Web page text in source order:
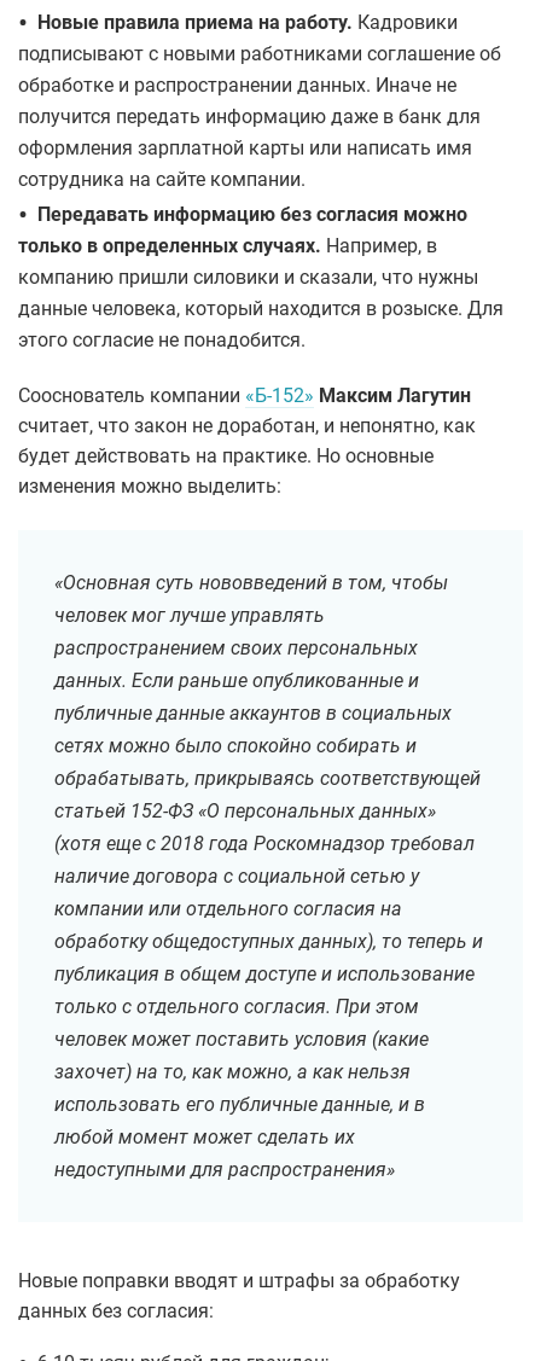
• Новые правила приема на работу. Кадровики
подписывают с новыми работниками соглашение об
обработке и распространении данных. Иначе не
получится передать информацию даже в банк для
оформления зарплатной карты или написать имя
сотрудника на сайте компании.
• Передавать информацию без согласия можно
только в определенных случаях. Например, в
компанию пришли силовики и сказали, что нужны
данные человека, который находится в розыске. Для
этого согласие не понадобится.
Сооснователь компании «Б-152» Максим Лагутин
считает, что закон не доработан, и непонятно, как
будет действовать на практике. Но основные
изменения можно выделить:
«Основная суть нововведений в том, чтобы
человек мог лучше управлять
распространением своих персональных
данных. Если раньше опубликованные и
публичные данные аккаунтов в социальных
сетях можно было спокойно собирать и
обрабатывать, прикрываясь соответствующей
статьей 152-ФЗ «О персональных данных»
(хотя еще с 2018 года Роскомнадзор требовал
наличие договора с социальной сетью у
компании или отдельного согласия на
обработку общедоступных данных), то теперь и
публикация в общем доступе и использование
только с отдельного согласия. При этом
человек может поставить условия (какие
захочет) на то, как можно, а как нельзя
использовать его публичные данные, и в
любой момент может сделать их
недоступными для распространения»
Новые поправки вводят и штрафы за обработку
данных без согласия: